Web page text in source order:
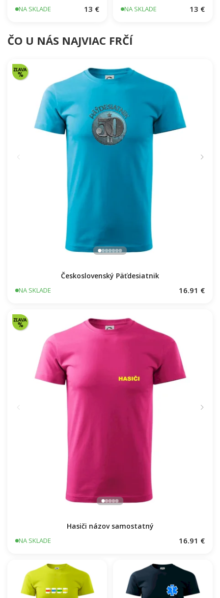
NA SKLADE 13 € NA SKLADE 13 €
ČO U NÁS NAJVIAC FRČÍ
Československý Päťdesiatnik
NA SKLADE 16.91 €
Hasiči názov samostatný
NA SKLADE 16.91 €